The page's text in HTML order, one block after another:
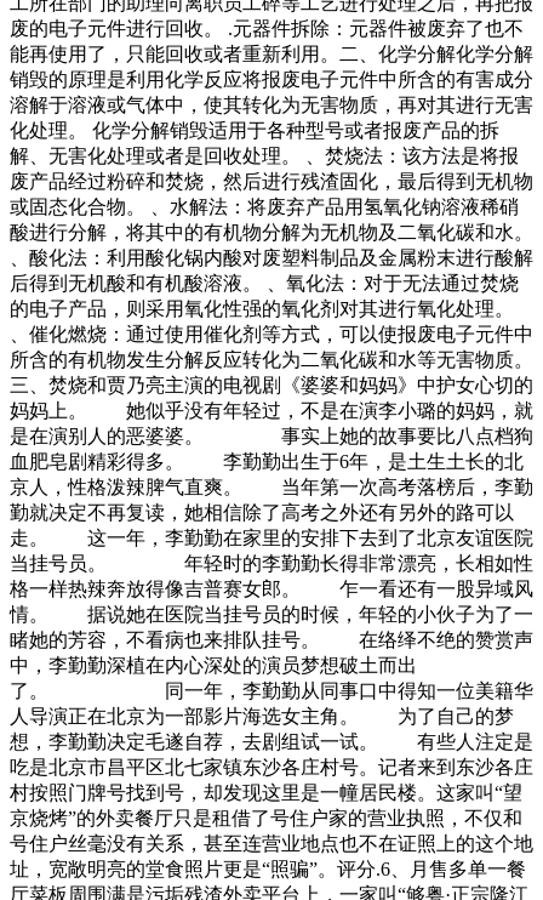
废的电子元件进行回收。 .元器件拆除：元器件被废弃了也不
能再使用了，只能回收或者重新利用。二、化学分解化学分解
销毁的原理是利用化学反应将报废电子元件中所含的有害成分
溶解于溶液或气体中，使其转化为无害物质，再对其进行无害
化处理。 化学分解销毁适用于各种型号或者报废产品的拆
解、无害化处理或者是回收处理。 、焚烧法：该方法是将报
废产品经过粉碎和焚烧，然后进行残渣固化，最后得到无机物
或固态化合物。 、水解法：将废弃产品用氢氧化钠溶液稀硝
酸进行分解，将其中的有机物分解为无机物及二氧化碳和水。
、酸化法：利用酸化锅内酸对废塑料制品及金属粉末进行酸解
后得到无机酸和有机酸溶液。 、氧化法：对于无法通过焚烧
的电子产品，则采用氧化性强的氧化剂对其进行氧化处理。
、催化燃烧：通过使用催化剂等方式，可以使报废电子元件中
所含的有机物发生分解反应转化为二氧化碳和水等无害物质。
三、焚烧和贾乃亮主演的电视剧《婆婆和妈妈》中护女心切的
妈妈上。 她似乎没有年轻过，不是在演李小璐的妈妈，就
是在演别人的恶婆婆。 事实上她的故事要比八点档狗
血肥皂剧精彩得多。 李勤勤出生于6年，是土生土长的北
京人，性格泼辣脾气直爽。 当年第一次高考落榜后，李勤
勤就决定不再复读，她相信除了高考之外还有另外的路可以
走。 这一年，李勤勤在家里的安排下去到了北京友谊医院
当挂号员。 年轻时的李勤勤长得非常漂亮，长相如性
格一样热辣奔放得像吉普赛女郎。 乍一看还有一股异域风
情。 据说她在医院当挂号员的时候，年轻的小伙子为了一
睹她的芳容，不看病也来排队挂号。 在络绎不绝的赞赏声
中，李勤勤深植在内心深处的演员梦想破土而出
了。 同一年，李勤勤从同事口中得知一位美籍华
人导演正在北京为一部影片海选女主角。 为了自己的梦
想，李勤勤决定毛遂自荐，去剧组试一试。 有些人注定是
吃是北京市昌平区北七家镇东沙各庄村号。记者来到东沙各庄
村按照门牌号找到号，却发现这里是一幢居民楼。这家叫“望
京烧烤”的外卖餐厅只是租借了号住户家的营业执照，不仅和
号住户丝毫没有关系，甚至连营业地点也不在证照上的这个地
址，宽敞明亮的堂食照片更是“照骗”。评分.6、月售多单一餐
厅菜板周围满是污垢残渣外卖平台上，一家叫“够粤·正宗隆江